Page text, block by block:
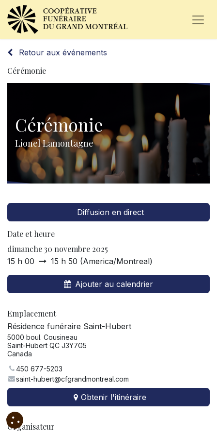
Retour aux événements
Cérémonie
Cérémonie
Lionel Lamontagne
Diffusion en direct
Date et heure
dimanche 30 novembre 2025
15 h 00 15 h 50 (America/Montreal)
Ajouter au calendrier
Emplacement
Résidence funéraire Saint-Hubert
5000 boul. Cousineau
Saint-Hubert QC J3Y7G5
Canada
450 677-5203
saint-hubert@cfgrandmontreal.com
Obtenir l'itinéraire
Organisateur